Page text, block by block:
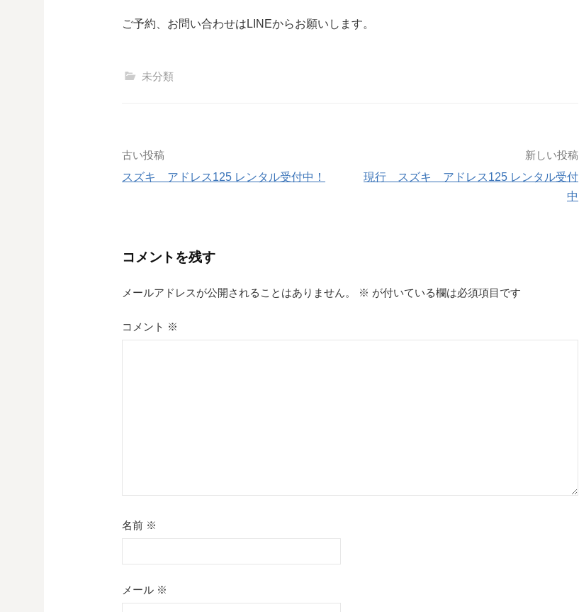
ご予約、お問い合わせはLINEからお願いします。
未分類
投
稿
ー
シ
古い投稿
スズキ アドレス125 レンタル受付中！
新しい投稿
現行 スズキ アドレス125 レンタル受付
中
コメントを残す
メールアドレスが公開されることはありません。 ※ が付いている欄は必須項目です
コメント ※
名前 ※
メール ※